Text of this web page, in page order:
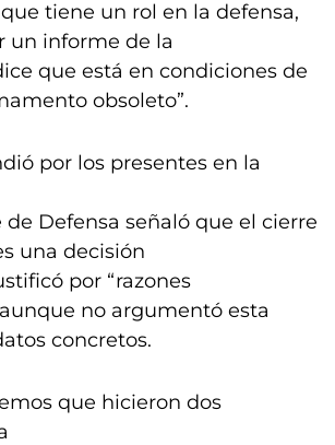
tiene un rol en la defensa,
un informe de la
que está en condiciones de
obsoleto”.
por los presentes en la
Defensa señaló que el cierre
una decisión
por “razones
no argumentó esta
concretos.
que hicieron dos